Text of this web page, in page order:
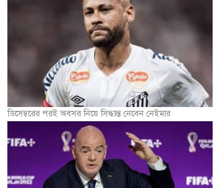
ডিসেম্বরের পরই অবসর নিয়ে সিদ্ধান্ত নেবেন নেইমার